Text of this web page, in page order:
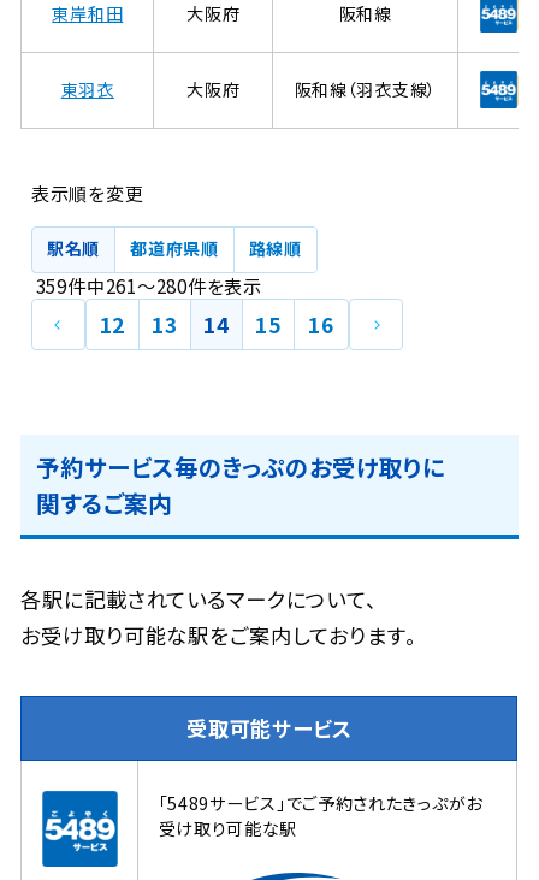
東岸和田 大阪府 阪和線
東羽衣 大阪府 阪和線（羽衣支線）
表示順を変更
駅名順 都道府県順 路線順
359件中261～280件を表示
の
12 13 14 15 16
の
予約サービス毎のきっぷのお受け取りに
関するご案内
各駅に記載されているマークについて、
お受け取り可能な駅をご案内しております。
受取可能サービス
「5489サービス」でご予約されたきっぷがお
受け取り可能な駅